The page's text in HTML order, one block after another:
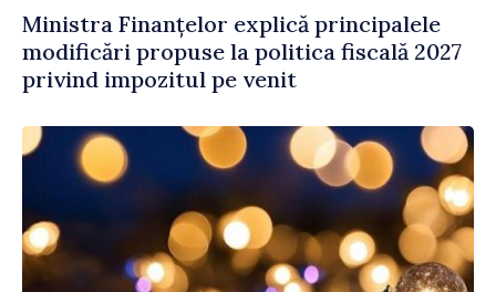
Ministra Finanțelor explică principalele
modificări propuse la politica fiscală 2027
privind impozitul pe venit